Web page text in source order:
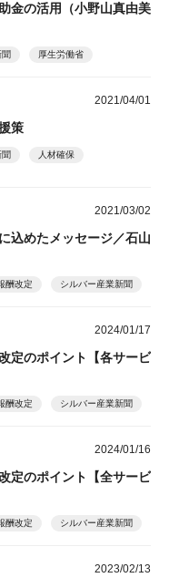
金の活用（小野山真由美
厚生労働省
2021/04/01
策
人材確保
2021/03/02
込めたメッセージ／石山
酬改定 シルバー産業新聞
2024/01/17
定のポイント【各サービ
酬改定 シルバー産業新聞
2024/01/16
定のポイント【全サービ
酬改定 シルバー産業新聞
2023/02/13